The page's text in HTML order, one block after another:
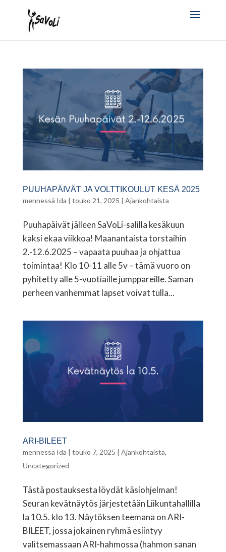
PUUHAPÄIVÄT JA VOLTTIKOULUT KESÄ 2025
mennessä Ida | touko 21, 2025 | Ajankohtaista
Puuhapäivät jälleen SaVoLi-salilla kesäkuun
kaksi ekaa viikkoa! Maanantaista torstaihin
2.-12.6.2025 – vapaata puuhaa ja ohjattua
toimintaa! Klo 10-11 alle 5v – tämä vuoro on
pyhitetty alle 5-vuotiaille jumppareille. Saman
perheen vanhemmat lapset voivat tulla...
ARI-BILEET
mennessä Ida | touko 7, 2025 | Ajankohtaista,
Uncategorized
Tästä postauksesta löydät käsiohjelman!
Seuran kevätnäytös järjestetään Liikuntahallilla
la 10.5. klo 13. Näytöksen teemana on ARI-
BILEET, jossa jokainen ryhmä esiintyy
valitsemassaan ARI-hahmossa (hahmon sanan